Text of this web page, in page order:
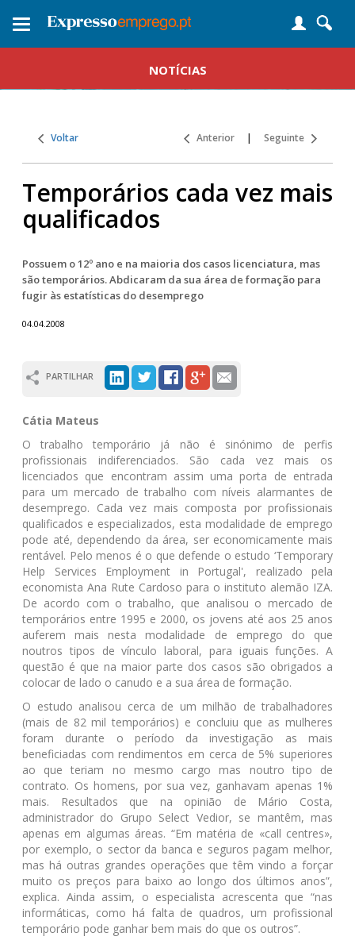
Toggle
NOTÍCIAS
Voltar Anterior | Seguinte
Temporários cada vez mais
qualificados
Possuem o 12º ano e na maioria dos casos licenciatura, mas
são temporários. Abdicaram da sua área de formação para
fugir às estatísticas do desemprego
04.04.2008
PARTILHAR
Cátia Mateus
O trabalho temporário já não é sinónimo de perfis
profissionais indiferenciados. São cada vez mais os
licenciados que encontram assim uma porta de entrada
para um mercado de trabalho com níveis alarmantes de
desemprego. Cada vez mais composta por profissionais
qualificados e especializados, esta modalidade de emprego
pode até, dependendo da área, ser economicamente mais
rentável. Pelo menos é o que defende o estudo ‘Temporary
Help Services Employment in Portugal', realizado pela
economista Ana Rute Cardoso para o instituto alemão IZA.
De acordo com o trabalho, que analisou o mercado de
temporários entre 1995 e 2000, os jovens até aos 25 anos
auferem mais nesta modalidade de emprego do que
noutros tipos de vínculo laboral, para iguais funções. A
questão é que na maior parte dos casos são obrigados a
colocar de lado o canudo e a sua área de formação.
O estudo analisou cerca de um milhão de trabalhadores
(mais de 82 mil temporários) e concluiu que as mulheres
foram durante o período da investigação as mais
beneficiadas com rendimentos em cerca de 5% superiores
ao que teriam no mesmo cargo mas noutro tipo de
contrato. Os homens, por sua vez, ganhavam apenas 1%
mais. Resultados que na opinião de Mário Costa,
administrador do Grupo Select Vedior, se mantêm, mas
apenas em algumas áreas. “Em matéria de «call centres»,
por exemplo, o sector da banca e seguros pagam melhor,
mas há outras grandes operações que têm vindo a forçar
muito os preços para baixo ao longo dos últimos anos”,
explica. Ainda assim, o especialista acrescenta que “nas
informáticas, como há falta de quadros, um profissional
temporário pode ganhar bem mais do que os outros”.